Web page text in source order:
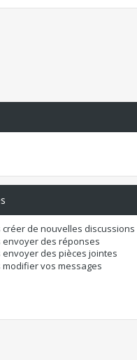
créer de nouvelles discussions
envoyer des réponses
envoyer des pièces jointes
modifier vos messages